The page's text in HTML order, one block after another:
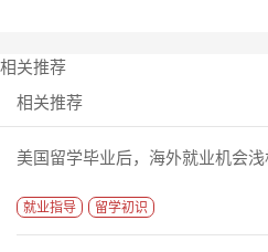
相关推荐
相关推荐
美国留学毕业后，海外就业机会
就业指导 留学初识